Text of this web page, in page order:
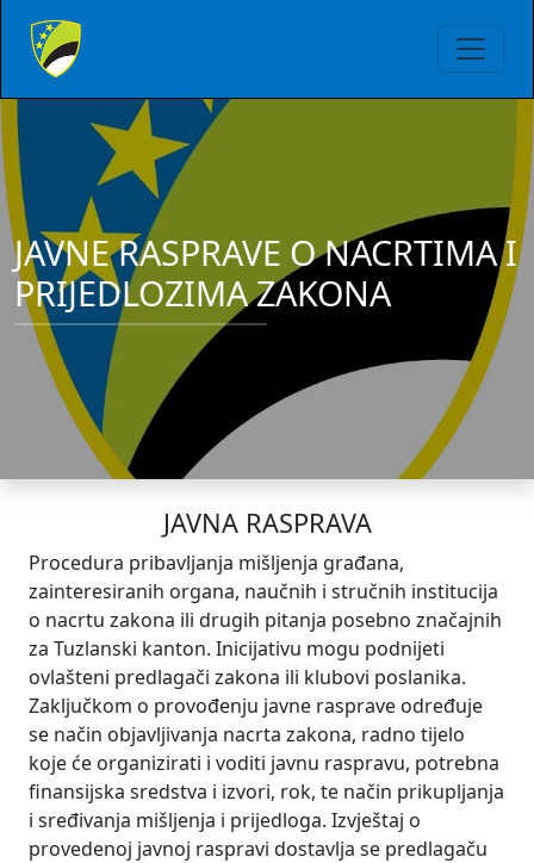
JAVNE RASPRAVE O NACRTIMA I
PRIJEDLOZIMA ZAKONA
JAVNA RASPRAVA
Procedura pribavljanja mišljenja građana,
zainteresiranih organa, naučnih i stručnih institucija
o nacrtu zakona ili drugih pitanja posebno značajnih
za Tuzlanski kanton. Inicijativu mogu podnijeti
ovlašteni predlagači zakona ili klubovi poslanika.
Zaključkom o provođenju javne rasprave određuje
se način objavljivanja nacrta zakona, radno tijelo
koje će organizirati i voditi javnu raspravu, potrebna
finansijska sredstva i izvori, rok, te način prikupljanja
i sređivanja mišljenja i prijedloga. Izvještaj o
provedenoj javnoj raspravi dostavlja se predlagaču